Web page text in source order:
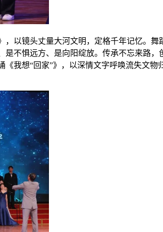
以镜头丈量大河文明，定格千年记忆。舞
不惧远方、是向阳绽放。传承不忘来路，
我想“回家”》，以深情文字呼唤流失文物